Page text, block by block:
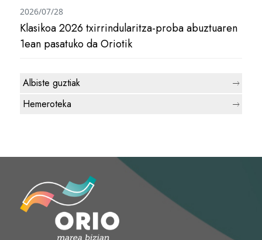
Klasikoa 2026 txirrindularitza-proba abuztuaren
1ean pasatuko da Oriotik
2026/07/28
Albiste guztiak
Hemeroteka